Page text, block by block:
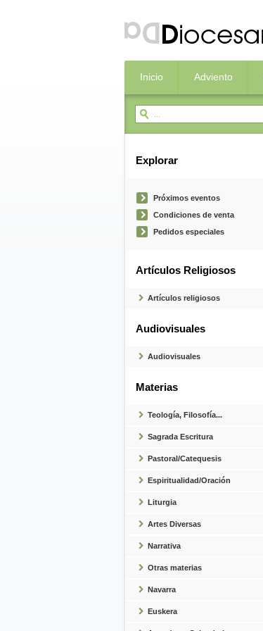
Inicio Adviento
Explorar
Próximos eventos
Condiciones de venta
Pedidos especiales
Artículos Religiosos
Artículos religiosos
Audiovisuales
Audiovisuales
Materias
Teología, Filosofía...
Sagrada Escritura
Pastoral/Catequesis
Espiritualidad/Oración
Liturgia
Artes Diversas
Narrativa
Otras materias
Navarra
Euskera